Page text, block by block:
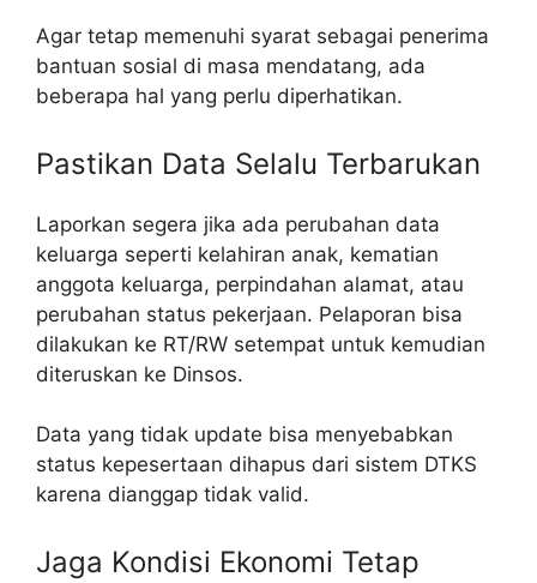
Agar tetap memenuhi syarat sebagai penerima
bantuan sosial di masa mendatang, ada
beberapa hal yang perlu diperhatikan.
Pastikan Data Selalu Terbarukan
Laporkan segera jika ada perubahan data
keluarga seperti kelahiran anak, kematian
anggota keluarga, perpindahan alamat, atau
perubahan status pekerjaan. Pelaporan bisa
dilakukan ke RT/RW setempat untuk kemudian
diteruskan ke Dinsos.
Data yang tidak update bisa menyebabkan
status kepesertaan dihapus dari sistem DTKS
karena dianggap tidak valid.
Jaga Kondisi Ekonomi Tetap